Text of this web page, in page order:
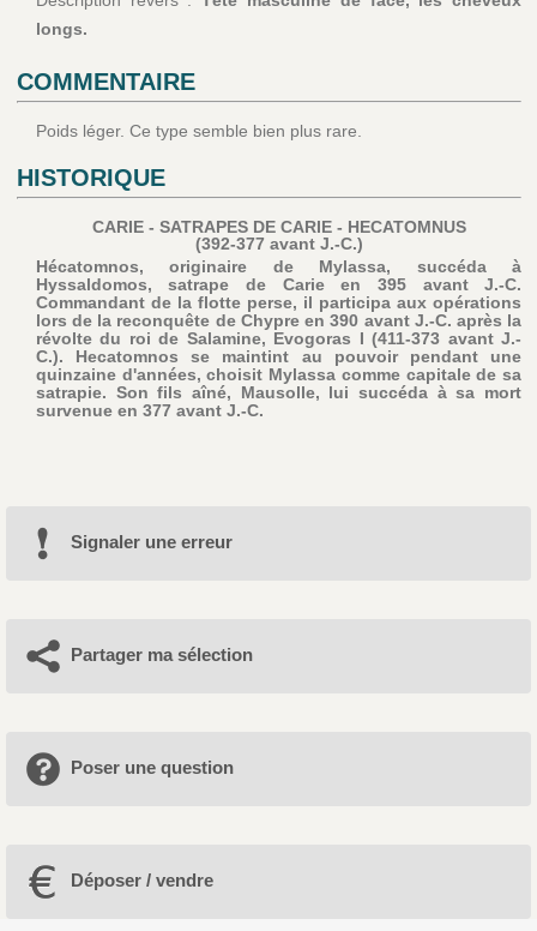
longs.
COMMENTAIRE
Poids léger. Ce type semble bien plus rare.
HISTORIQUE
CARIE - SATRAPES DE CARIE - HECATOMNUS
(392-377 avant J.-C.)
Hécatomnos, originaire de Mylassa, succéda à
Hyssaldomos, satrape de Carie en 395 avant J.-C.
Commandant de la flotte perse, il participa aux opérations
lors de la reconquête de Chypre en 390 avant J.-C. après la
révolte du roi de Salamine, Evogoras I (411-373 avant J.-
C.). Hecatomnos se maintint au pouvoir pendant une
quinzaine d'années, choisit Mylassa comme capitale de sa
satrapie. Son fils aîné, Mausolle, lui succéda à sa mort
survenue en 377 avant J.-C.
Signaler une erreur
Partager ma sélection
Poser une question
Déposer / vendre